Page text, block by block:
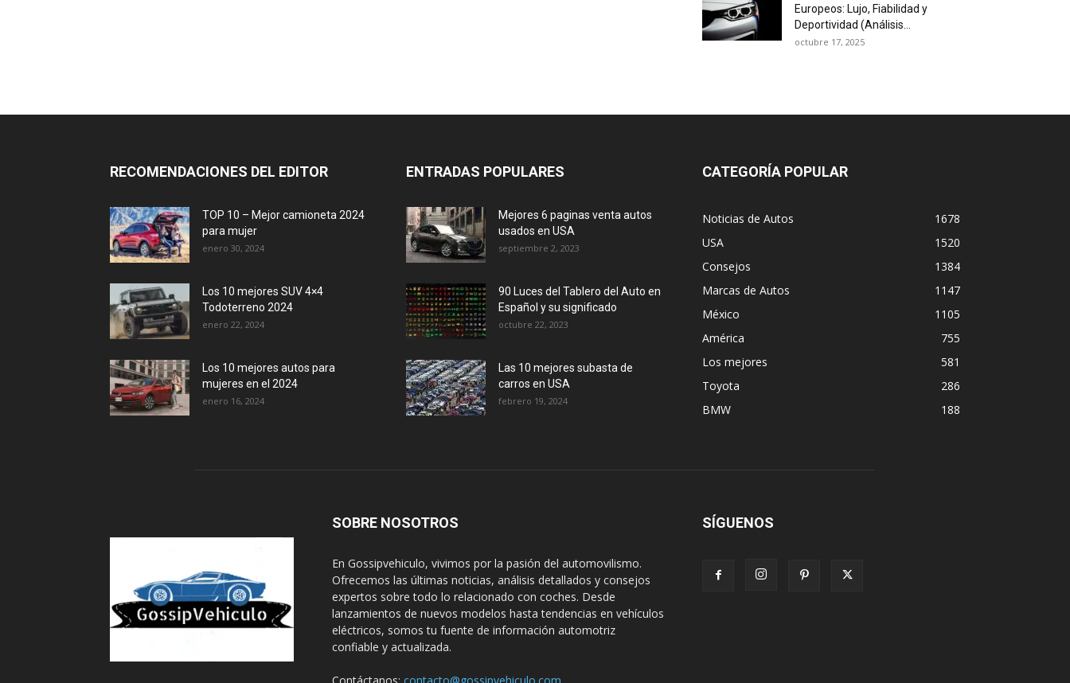
Europeos: Lujo, Fiabilidad y
Deportividad (Análisis...
octubre 17, 2025
RECOMENDACIONES DEL EDITOR
TOP 10 – Mejor camioneta 2024
para mujer
enero 30, 2024
Los 10 mejores SUV 4×4
Todoterreno 2024
enero 22, 2024
Los 10 mejores autos para
mujeres en el 2024
enero 16, 2024
ENTRADAS POPULARES
Mejores 6 paginas venta autos
usados en USA
septiembre 2, 2023
90 Luces del Tablero del Auto en
Español y su significado
octubre 22, 2023
Las 10 mejores subasta de
carros en USA
febrero 19, 2024
CATEGORÍA POPULAR
Noticias de Autos
1678
USA
1520
Consejos
1384
Marcas de Autos
1147
México
1105
América
755
Los mejores
581
Toyota
286
BMW
188
SOBRE NOSOTROS
En Gossipvehiculo, vivimos por la pasión del automovilismo.
Ofrecemos las últimas noticias, análisis detallados y consejos
expertos sobre todo lo relacionado con coches. Desde
lanzamientos de nuevos modelos hasta tendencias en vehículos
eléctricos, somos tu fuente de información automotriz
confiable y actualizada.
SÍGUENOS